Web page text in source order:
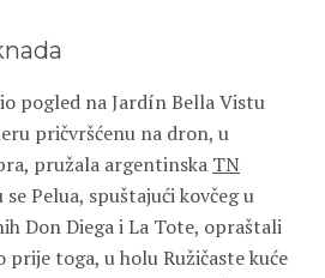
pogled na Jardín Bella Vistu
pričvršćenu na dron, u
pružala argentinska TN
se Pelua, spuštajući kovčeg u
Don Diega i La Tote, opraštali
prije toga, u holu Ružičaste kuće